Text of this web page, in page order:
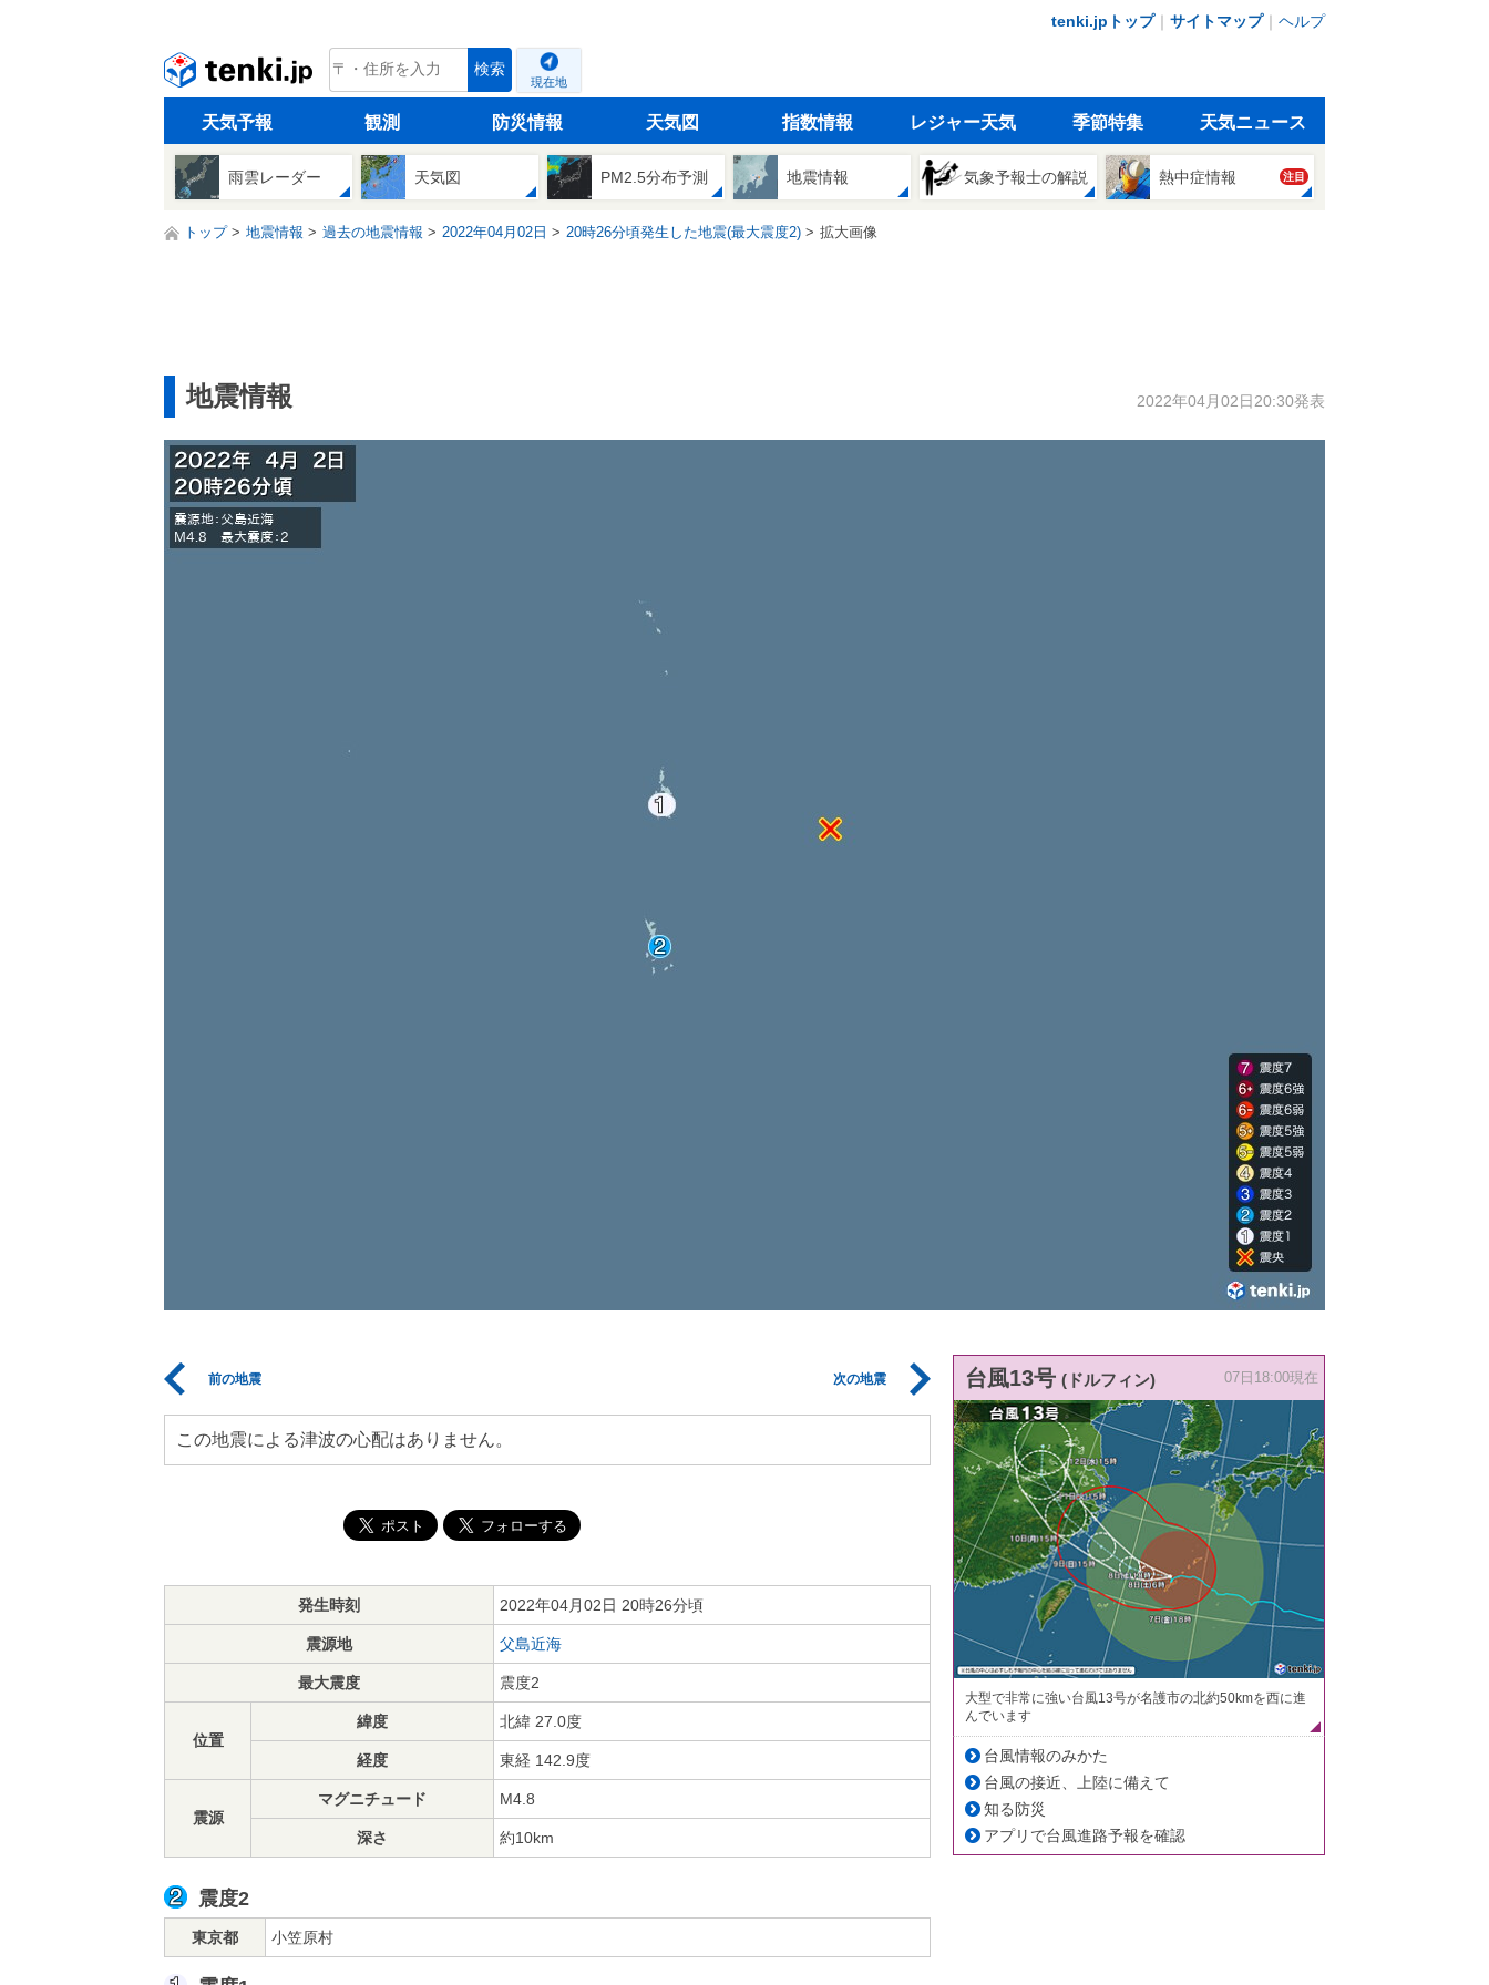
tenki.jpトップ｜ サイトマップ｜ ヘルプ
tenki.jp 検索
現在地
天気予報 観測 防災情報 天気図 指数情報 レジャー天気 季節特集 天気ニュース
雨雲レーダー 天気図 PM2.5分布予測 地震情報 気象予報士の解説 熱中症情報 注目
トップ 地震情報 過去の地震情報 2022年04月02日 20時26分頃発生した地震(最大震度2) 拡大画像
地震情報 2022年04月02日20:30発表
前の地震 次の地震
この地震による津波の心配はありません。
発生時刻 2022年04月02日 20時26分頃
震源地 父島近海
最大震度 震度2
位置
緯度 北緯 27.0度
経度 東経 142.9度
震源
マグニチュード M4.8
深さ 約10km
震度2
東京都 小笠原村
台風13号 (ドルフィン) 07日18:00現在
大型で非常に強い台風13号が名護市の北約50kmを西に進
んでいます
台風情報のみかた
台風の接近、上陸に備えて
知る防災
アプリで台風進路予報を確認